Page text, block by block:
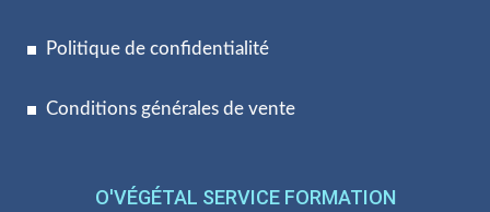
Politique de confidentialité
Conditions générales de vente
O'VÉGÉTAL SERVICE FORMATION